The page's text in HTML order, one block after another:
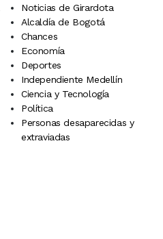
Noticias de Girardota
Alcaldía de Bogotá
Chances
Economía
Deportes
Independiente Medellín
Ciencia y Tecnología
Política
Personas desaparecidas y
extraviadas